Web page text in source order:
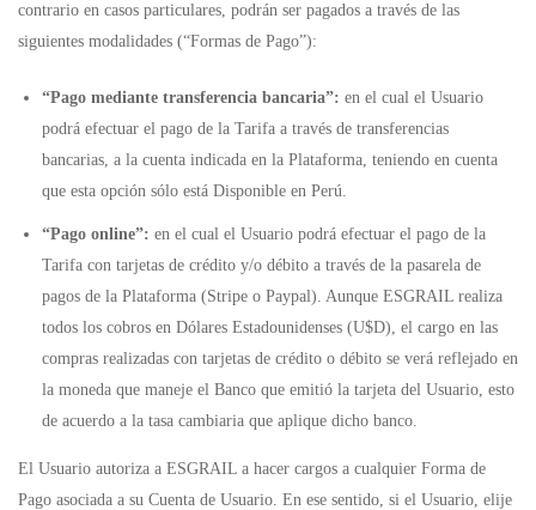
contrario en casos particulares, podrán ser pagados a través de las
siguientes modalidades (“Formas de Pago”):
“Pago mediante transferencia bancaria”: en el cual el Usuario
podrá efectuar el pago de la Tarifa a través de transferencias
bancarias, a la cuenta indicada en la Plataforma, teniendo en cuenta
que esta opción sólo está Disponible en Perú.
“Pago online”: en el cual el Usuario podrá efectuar el pago de la
Tarifa con tarjetas de crédito y/o débito a través de la pasarela de
pagos de la Plataforma (Stripe o Paypal). Aunque ESGRAIL realiza
todos los cobros en Dólares Estadounidenses (U$D), el cargo en las
compras realizadas con tarjetas de crédito o débito se verá reflejado en
la moneda que maneje el Banco que emitió la tarjeta del Usuario, esto
de acuerdo a la tasa cambiaria que aplique dicho banco.
El Usuario autoriza a ESGRAIL a hacer cargos a cualquier Forma de
Pago asociada a su Cuenta de Usuario. En ese sentido, si el Usuario, elije